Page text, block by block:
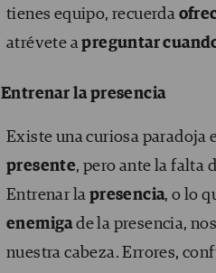
tienes equipo, recuerda
atrévete apreguntar
Entrenar la presencia
Existe una curiosa paradoja
presente, pero ante la falta
Entrenar la presencia, o lo
enemigade la presencia,
nuestra cabeza. Errores,